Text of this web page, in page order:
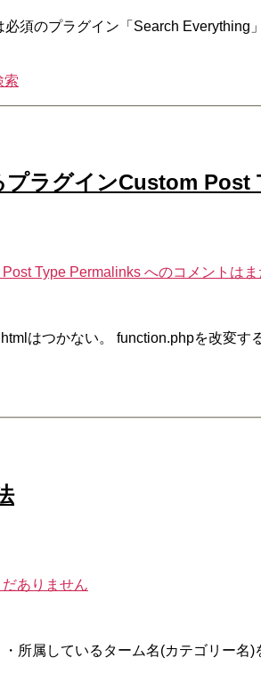
須のプラグイン「Search
索
ラグインCustom Post
Type Permalinks へのコメントは
はつかない。 function.phpを改変
ありません
所属しているターム名(カテゴリー